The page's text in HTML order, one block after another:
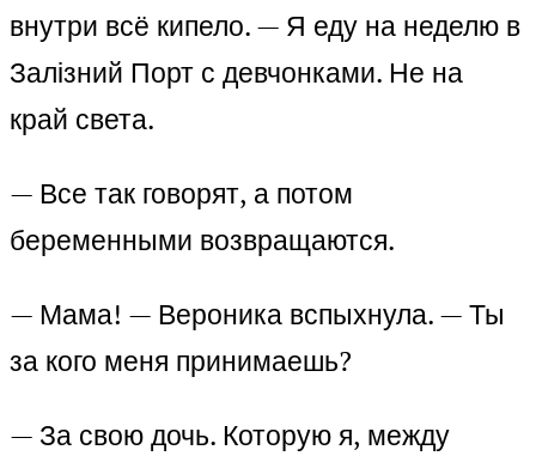
внутри всё кипело. — Я еду на неделю в
Залізний Порт с девчонками. Не на
край света.
— Все так говорят, а потом
беременными возвращаются.
— Мама! — Вероника вспыхнула. — Ты
за кого меня принимаешь?
— За свою дочь. Которую я, между